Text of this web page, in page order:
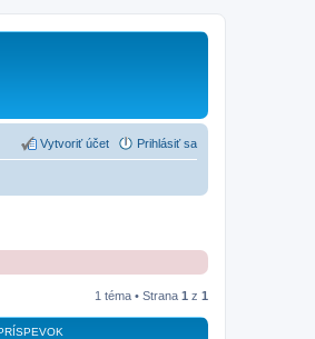
Prihlásiť sa
Vytvoriť účet
1 téma • Strana 1 z 1